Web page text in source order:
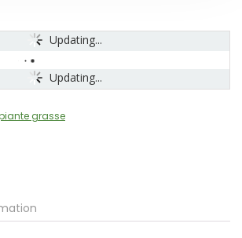
Updating...
Updating...
grasse